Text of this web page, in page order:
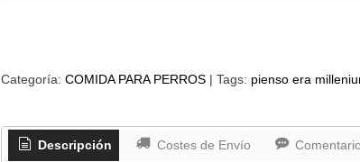
Categoría: COMIDA PARA PERROS| Tags: pienso era
Descripción Costes de Envío